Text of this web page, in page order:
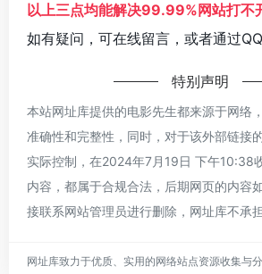
以上三点均能解决99.99%网站打不
如有疑问，可在线留言，或者通过QQ
特别声明
本站网址库提供的电影先生都来源于网络
准确性和完整性，同时，对于该外部链接
实际控制，在2024年7月19日 下午10:38
内容，都属于合规合法，后期网页的内容
接联系网站管理员进行删除，网址库不承
网址库致力于优质、实用的网络站点资源收集与分